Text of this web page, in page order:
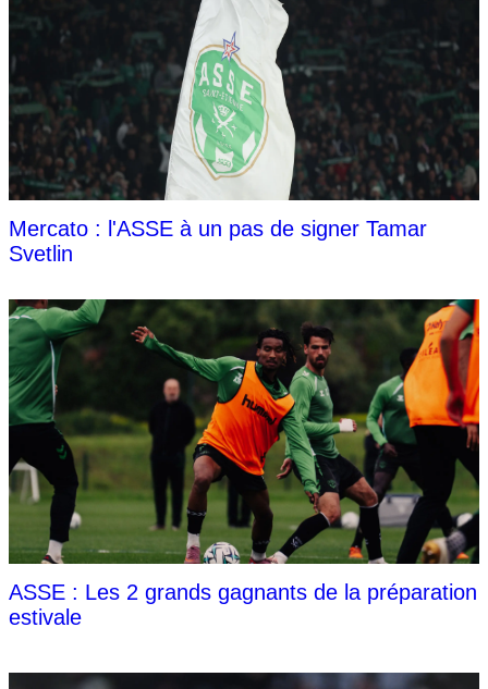
Mercato : l'ASSE à un pas de signer Tamar
Svetlin
ASSE : Les 2 grands gagnants de la préparation
estivale